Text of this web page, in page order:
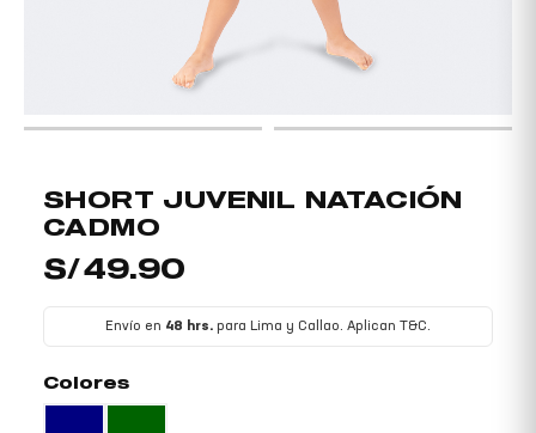
SHORT JUVENIL NATACIÓN
CADMO
S/49.90
Envío en 48 hrs. para Lima y Callao. Aplican T&C.
Colores
JUVENIL
NATACIÓN
cantidad